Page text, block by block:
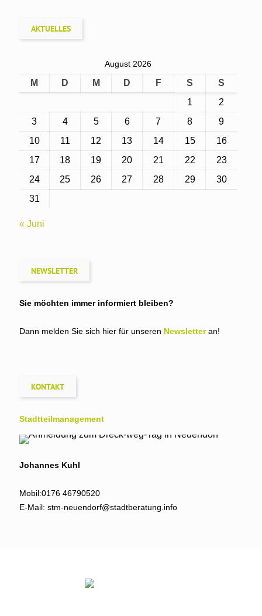
AKTUELLES
August 2026
M D M D F S
S
1
2
3
4 5 6 7 8
9
10
11 12 13 14 15
16
17
18 19 20 21 22
23
24
25 26 27 28 29
30
31
« Juni
NEWSLETTER
Sie möchten immer informiert bleiben?
Dann melden Sie sich hier für unseren Newsletteran!
KONTAKT
Stadtteil­management
Johannes Kuhl
Mobil:0176 46790520
E-Mail: stm-neuendorf@stadtberatung.info